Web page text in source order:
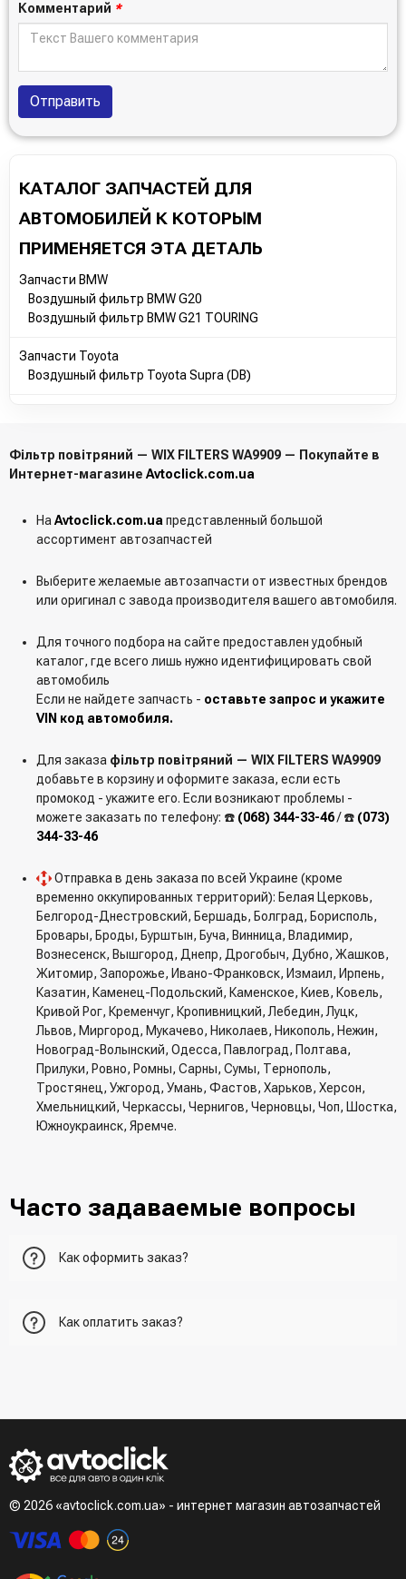
Комментарий *
Отправить
КАТАЛОГ ЗАПЧАСТЕЙ ДЛЯ
АВТОМОБИЛЕЙ К КОТОРЫМ
ПРИМЕНЯЕТСЯ ЭТА ДЕТАЛЬ
Запчасти BMW
Воздушный фильтр BMW G20
Воздушный фильтр BMW G21 TOURING
Запчасти Toyota
Воздушный фильтр Toyota Supra (DB)
Фільтр повітряний — WIX FILTERS WA9909 — Покупайте в
Интернет-магазине Avtoclick.com.ua
НаAvtoclick.com.uaпредставленный большой
ассортимент автозапчастей
Выберите желаемые автозапчасти от известных брендов
или оригинал с завода производителя вашего автомобиля.
Для точного подбора на сайте предоставлен удобный
каталог, где всего лишь нужно идентифицировать свой
автомобиль
Если не найдете запчасть - оставьте запрос и укажите
VIN код автомобиля.
Для заказа фільтр повітряний — WIX FILTERS WA9909
добавьте в корзину и оформите заказа, если есть
промокод - укажите его. Если возникают проблемы -
можете заказать по телефону: ☎️ (068) 344-33-46/ ☎️ (073)
344-33-46
Отправка в день заказа по всей Украине (кроме
временно оккупированных территорий): Белая Церковь,
Белгород-Днестровский, Бершадь, Болград, Борисполь,
Бровары, Броды, Бурштын, Буча, Винница, Владимир,
Вознесенск, Вышгород, Днепр, Дрогобыч, Дубно, Жашков,
Житомир, Запорожье, Ивано-Франковск, Измаил, Ирпень,
Казатин, Каменец-Подольский, Каменское, Киев, Ковель,
Кривой Рог, Кременчуг, Кропивницкий, Лебедин, Луцк,
Львов, Миргород, Мукачево, Николаев, Никополь, Нежин,
Новоград-Волынский, Одесса, Павлоград, Полтава,
Прилуки, Ровно, Ромны, Сарны, Сумы, Тернополь,
Тростянец, Ужгород, Умань, Фастов, Харьков, Херсон,
Хмельницкий, Черкассы, Чернигов, Черновцы, Чоп, Шостка,
Южноукраинск, Яремче.
Часто задаваемые вопросы
Как оформить заказ?
корзину и указать всю необходимую информацию о
наберет менеджер для подтверждения и уточнения данных.
Третий вариант - сделать заказ по телефонном режиме
при разговоре с менеджером
Четвертый вариант - заказать через доступные
мессенджеры (viber, telegram)
Как оплатить заказ?
- LiqPay при оформлении заказа через корзину
© 2026 «avtoclick.com.ua» - интернет магазин автозапчастей